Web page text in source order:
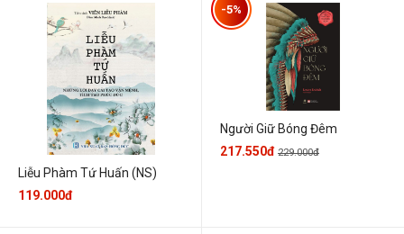
Liễu Phàm Tứ Huấn (NS)
119.000đ
Người Giữ Bóng Đêm
-5%
217.550đ 229.000đ